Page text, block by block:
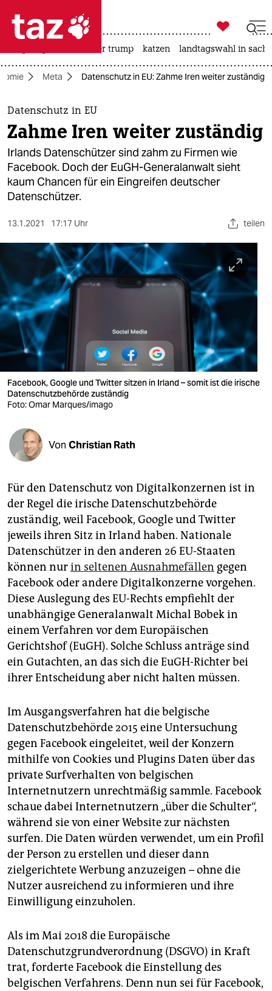
 taz zahl ich
taz zahl ich
themen
politik
öko
gesellschaft
kultur
sport
berlin
nord
wahrheit
verlag
verlag
veranstaltungen
shop
fragen & hilfe
abo
genossenschaft
epaper login

taz zahl ich
usa unter trump katzen landtagswahl in
Meta Datenschutz in EU: Zahme Iren weiter zuständig
Datenschutz in EU
Zahme Iren weiter zuständig
Irlands Datenschützer sind zahm zu Firmen wie
Facebook. Doch der EuGH-Generalanwalt sieht
kaum Chancen für ein Eingreifen deutscher
Datenschützer.
13.1.2021 17:17 Uhr teilen
Facebook, Google und Twitter sitzen in Irland – somit ist die irische
Datenschutzbehörde zuständig
Foto: Omar Marques/imago
Von Christian Rath
Für den Datenschutz von Digitalkonzernen ist in
der Regel die irische Datenschutzbehörde
zuständig, weil Facebook, Google und Twitter
jeweils ihren Sitz in Irland haben. Nationale
Datenschützer in den anderen 26 EU-Staaten
können nurin seltenen Ausnahmefällen gegen
Facebook oder andere Digitalkonzerne vorgehen.
Diese Auslegung des EU-Rechts empfiehlt der
unabhängige Generalanwalt Michal Bobek in
einem Verfahren vor dem Europäischen
Gerichtshof (EuGH). Solche Schluss anträge sind
ein Gutachten, an das sich die EuGH-Richter bei
ihrer Entscheidung aber nicht halten müssen.
Im Ausgangsverfahren hat die belgische
Datenschutzbehörde 2015 eine Untersuchung
gegen Facebook eingeleitet, weil der Konzern
mithilfe von Cookies und Plugins Daten über das
private Surfverhalten von belgischen
Internetnutzern unrechtmäßig sammle. Facebook
schaue dabei Internetnutzern „über die Schulter“,
während sie von einer Website zur nächsten
surfen. Die Daten würden verwendet, um ein Profil
der Person zu erstellen und dieser dann
zielgerichtete Werbung anzuzeigen – ohne die
Nutzer ausreichend zu informieren und ihre
Einwilligung einzuholen.
Als im Mai 2018 die Europäische
Datenschutzgrundverordnung (DSGVO) in Kraft
trat, forderte Facebook die Einstellung des
belgischen Verfahrens. Denn nun sei für Facebook,